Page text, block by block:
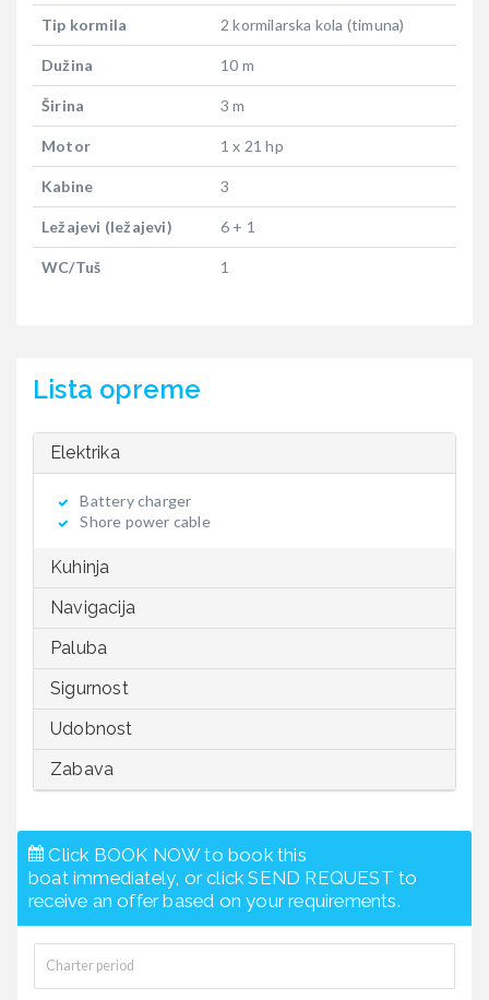
Tip kormila 2 kormilarska kola (timuna)
Dužina 10 m
Širina 3 m
Motor 1 x 21 hp
Kabine 3
Ležajevi (ležajevi) 6 + 1
WC/Tuš 1
Lista opreme
Elektrika
Battery charger
Shore power cable
Kuhinja
Navigacija
Paluba
Sigurnost
Udobnost
Zabava
Click BOOK NOW to book this
boat immediately, or click SEND REQUEST to
receive an offer based on your requirements.